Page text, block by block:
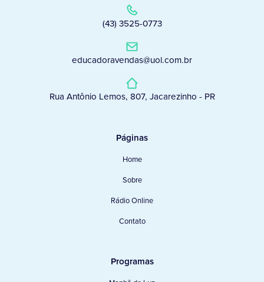
(43) 3525-0773
educadoravendas@uol.com.br
Rua Antônio Lemos, 807, Jacarezinho - PR
Páginas
Home
Sobre
Rádio Online
Contato
Programas